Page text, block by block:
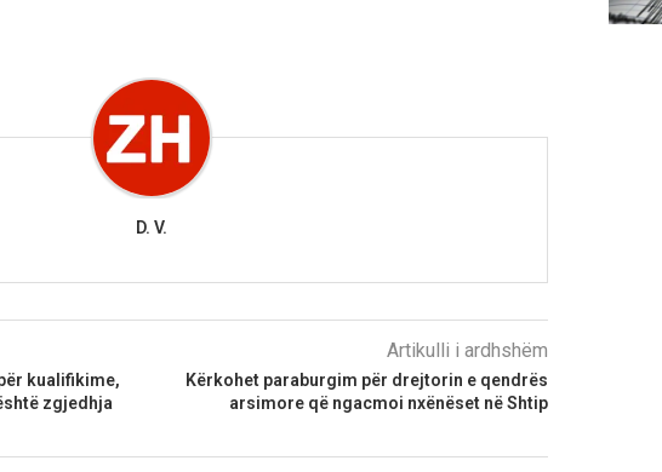
D. V.
kualifikime,
zgjedhja
Artikulli i ardhshëm
Kërkohet paraburgim për drejtorin e qendrës
arsimore që ngacmoi nxënëset në Shtip